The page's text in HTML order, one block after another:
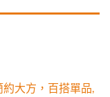
大方，百搭單品,